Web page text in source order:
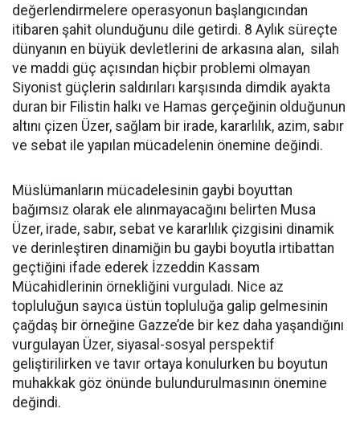
değerlendirmelere operasyonun başlangıcından
itibaren şahit olunduğunu dile getirdi. 8 Aylık süreçte
dünyanın en büyük devletlerini de arkasına alan, silah
ve maddi güç açısından hiçbir problemi olmayan
Siyonist güçlerin saldırıları karşısında dimdik ayakta
duran bir Filistin halkı ve Hamas gerçeğinin olduğunun
altını çizen Üzer, sağlam bir irade, kararlılık, azim, sabır
ve sebat ile yapılan mücadelenin önemine değindi.
Müslümanların mücadelesinin gaybi boyuttan
bağımsız olarak ele alınmayacağını belirten Musa
Üzer, irade, sabır, sebat ve kararlılık çizgisini dinamik
ve derinleştiren dinamiğin bu gaybi boyutla irtibattan
geçtiğini ifade ederek İzzeddin Kassam
Mücahidlerinin örnekliğini vurguladı. Nice az
topluluğun sayıca üstün topluluğa galip gelmesinin
çağdaş bir örneğine Gazze’de bir kez daha yaşandığını
vurgulayan Üzer, siyasal-sosyal perspektif
geliştirilirken ve tavır ortaya konulurken bu boyutun
muhakkak göz önünde bulundurulmasının önemine
değindi.